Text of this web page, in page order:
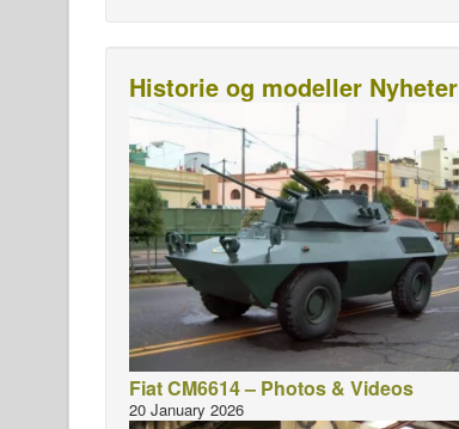
Historie og modeller Nyheter
Fiat CM6614 – Photos & Videos
20 January 2026